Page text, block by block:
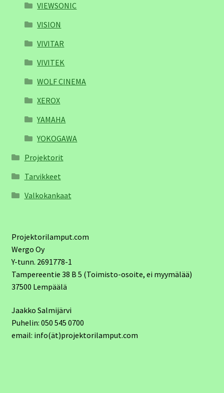
VIEWSONIC
VISION
VIVITAR
VIVITEK
WOLF CINEMA
XEROX
YAMAHA
YOKOGAWA
Projektorit
Tarvikkeet
Valkokankaat
Projektorilamput.com
Wergo Oy
Y-tunn. 2691778-1
Tampereentie 38 B 5 (Toimisto-osoite, ei myymälää)
37500 Lempäälä
Jaakko Salmijärvi
Puhelin: 050 545 0700
email: info(ät)projektorilamput.com